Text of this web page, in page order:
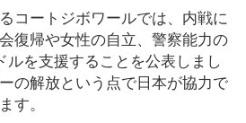
コートジボワールでは、内戦に
復帰や女性の自立、警察能力の
ルを支援することを公表しまし
の解放という点で日本が協力で
す。